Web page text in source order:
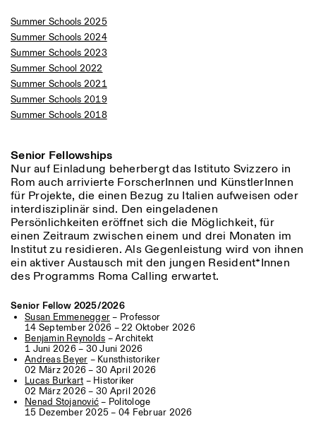
Summer Schools 2025
Summer Schools 2024
Summer Schools 2023
Summer School 2022
Summer Schools 2021
Summer Schools 2019
Summer Schools 2018
Senior Fellowships
Nur auf Einladung beherbergt das Istituto Svizzero in
Rom auch arrivierte ForscherInnen und KünstlerInnen
für Projekte, die einen Bezug zu Italien aufweisen oder
interdisziplinär sind. Den eingeladenen
Persönlichkeiten eröffnet sich die Möglichkeit, für
einen Zeitraum zwischen einem und drei Monaten im
Institut zu residieren. Als Gegenleistung wird von ihnen
ein aktiver Austausch mit den jungen Resident*Innen
des Programms Roma Calling erwartet.
Senior Fellow 2025/2026
Susan Emmenegger– Professor
14 September 2026 – 22 Oktober 2026
Benjamin Reynolds – Architekt
1 Juni 2026 – 30 Juni 2026
Andreas Beyer – Kunsthistoriker
02 März 2026 – 30 April 2026
Lucas Burkart – Historiker
02 März 2026 – 30 April 2026
Nenad Stojanović– Politologe
15 Dezember 2025 – 04 Februar 2026